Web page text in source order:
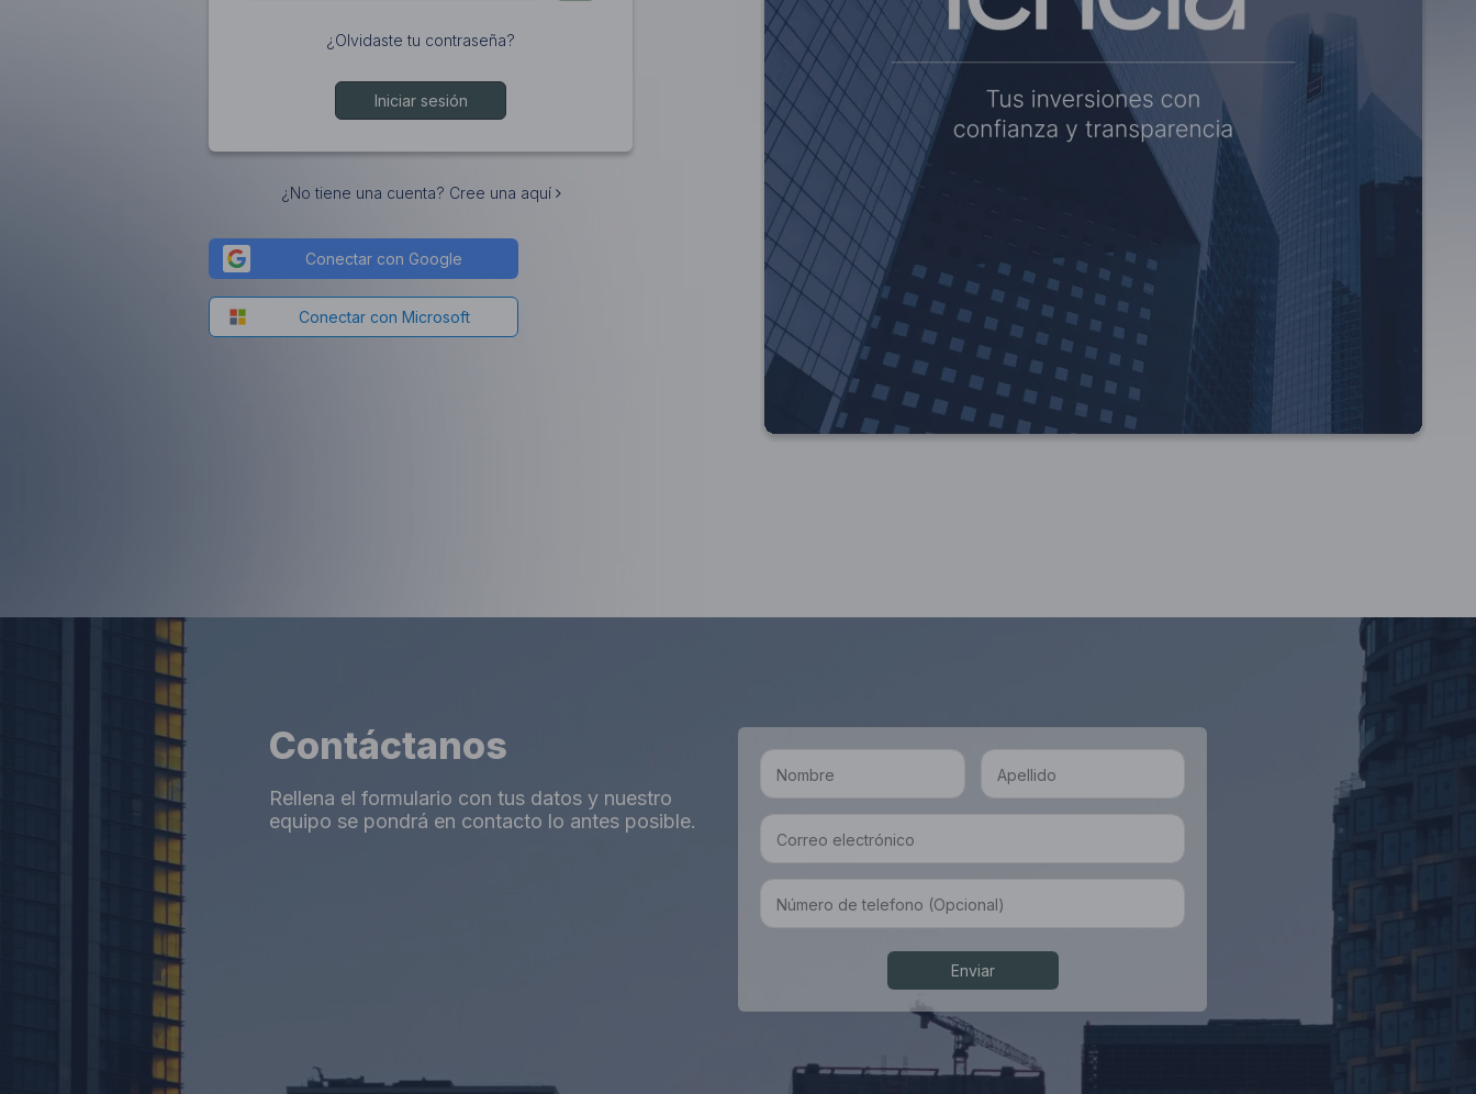
¿Olvidaste tu contraseña?
Iniciar sesión
¿No tiene una cuenta? Cree una aquí
Conectar con Google
Conectar con Microsoft
Contáctanos
Rellena el formulario con tus datos y nuestro
equipo se pondrá en contacto lo antes posible.